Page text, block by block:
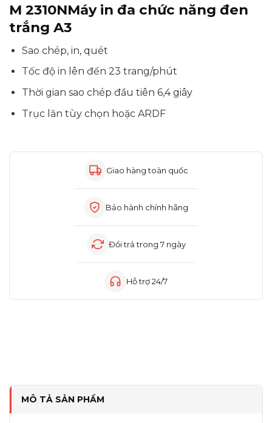
M 2310NMáy in đa chức năng đen
trắng A3
Sao chép, in, quét
Tốc độ in lên đến 23 trang/phút
Thời gian sao chép đầu tiên 6,4 giây
Trục lăn tùy chọn hoặc ARDF
Giao hàng toàn quốc
Bảo hành chính hãng
Đổi trả trong 7 ngày
Hỗ trợ 24/7
MÔ TẢ SẢN PHẨM